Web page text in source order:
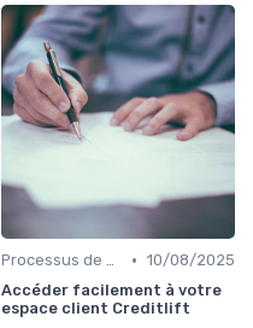
Processus de demande • 10/08/2025
Accéder facilement à votre
espace client Creditlift